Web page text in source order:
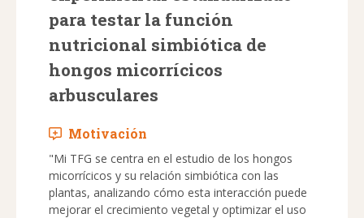
para testar la función
nutricional simbiótica de
hongos micorrícicos
arbusculares
Motivación
"Mi TFG se centra en el estudio de los hongos
micorrícicos y su relación simbiótica con las
plantas, analizando cómo esta interacción puede
mejorar el crecimiento vegetal y optimizar el uso